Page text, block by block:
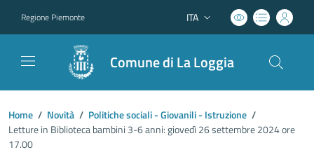
Regione Piemonte Lingua attiva:
ITA
Comune di La Loggia
Home / Novità / Politiche sociali - Giovanili - Istruzione /
Letture in Biblioteca bambini 3-6 anni: giovedì 26 settembre 2024 ore
17.00